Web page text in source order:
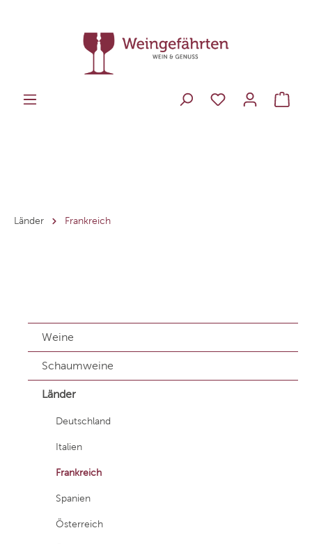
Länder Frankreich
Weine
Schaumweine
Länder
Deutschland
Italien
Frankreich
Spanien
Österreich